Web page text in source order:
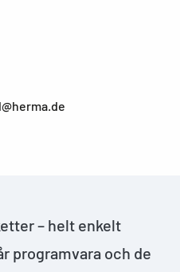
– helt enkelt
programvara och de